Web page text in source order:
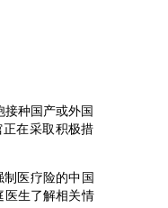
种国产或外国
在采取积极措
医疗险的中国
医生了解相关情